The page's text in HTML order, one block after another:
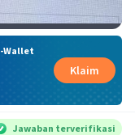
Wallet
Klaim
Jawaban terverifikasi